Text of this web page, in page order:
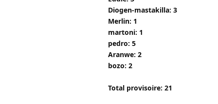
Diogen-mastakilla: 3
Merlin: 1
martoni: 1
pedro: 5
Aranwe: 2
bozo: 2
Total provisoire: 21